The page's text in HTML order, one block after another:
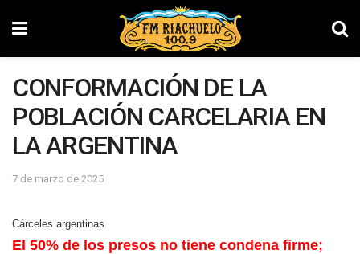
CONFORMACIÓN DE LA
POBLACIÓN CARCELARIA EN
LA ARGENTINA
7 de marzo de 2025
Cárceles argentinas
El 50% de los presos no tiene condena firme;